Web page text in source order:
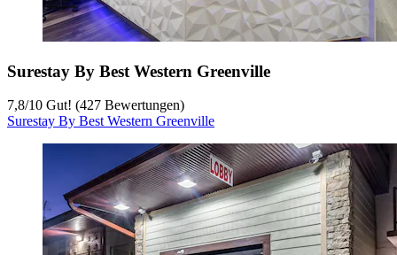
Surestay By Best Western Greenville
7,8/10 Gut! (427 Bewertungen)
Surestay By Best Western Greenville